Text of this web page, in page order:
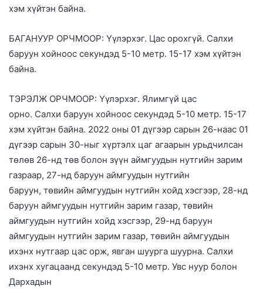
хэм хүйтэн байна.
БАГАНУУР ОРЧМООР: Үүлэрхэг. Цас орохгүй. Салхи
баруун хойноос секундэд 5-10 метр. 15-17 хэм хүйтэн
байна.
ТЭРЭЛЖ ОРЧМООР: Үүлэрхэг. Ялимгүй цас
орно. Салхи баруун хойноос секундэд 5-10 метр. 15-17
хэм хүйтэн байна. 2022 оны 01 дүгээр сарын 26-наас 01
дүгээр сарын 30-ныг хүртэлх цаг агаарын урьдчилсан
төлөв 26-нд төв болон зүүн аймгуудын нутгийн зарим
газраар, 27-нд баруун аймгуудын нутгийн
баруун, төвийн аймгуудын нутгийн хойд хэсгээр, 28-нд
баруун аймгуудын нутгийн зарим газар, төвийн
аймгуудын нутгийн хойд хэсгээр, 29-нд баруун
аймгуудын нутгийн зарим газар, төвийн аймгуудын
ихэнх нутгаар цас орж, явган шуурга шуурна. Салхи
ихэнх хугацаанд секундэд 5-10 метр. Увс нуур болон
Дархадын